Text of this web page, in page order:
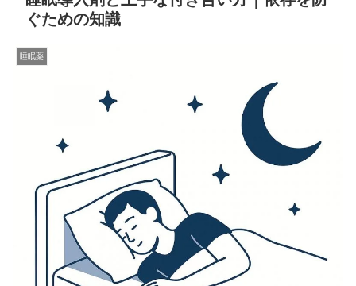
ぐための知識
睡眠薬